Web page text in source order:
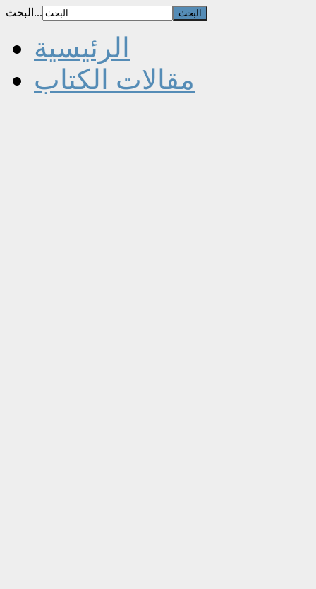
البحث...
الرئيسية
مقالات الكتاب